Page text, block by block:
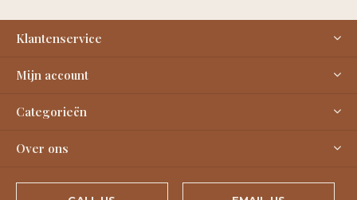
Klantenservice
Mijn account
Categorieën
Over ons